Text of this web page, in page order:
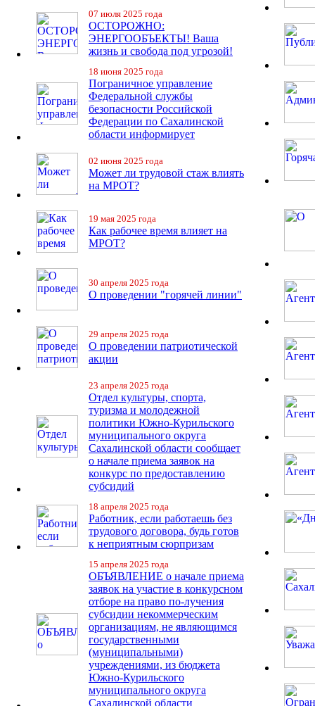
07 июля 2025 года
ОСТОРОЖНО:
ЭНЕРГООБЪЕКТЫ! Ваша
жизнь и свобода под угрозой!
18 июня 2025 года
Пограничное управление
Федеральной службы
безопасности Российской
Федерации по Сахалинской
области информирует
02 июня 2025 года
Может ли трудовой стаж влиять
на МРОТ?
19 мая 2025 года
Как рабочее время влияет на
МРОТ?
30 апреля 2025 года
О проведении "горячей линии"
29 апреля 2025 года
О проведении патриотической
акции
23 апреля 2025 года
Отдел культуры, спорта,
туризма и молодежной
политики Южно-Курильского
муниципального округа
Сахалинской области сообщает
о начале приема заявок на
конкурс по предоставлению
субсидий
18 апреля 2025 года
Работник, если работаешь без
трудового договора, будь готов
к неприятным сюрпризам
15 апреля 2025 года
ОБЪЯВЛЕНИЕ о начале приема
заявок на участие в конкурсном
отборе на право по-лучения
субсидии некоммерческим
организациям, не являющимся
государственными
(муниципальными)
учреждениями, из бюджета
Южно-Курильского
муниципального округа
Сахалинской области